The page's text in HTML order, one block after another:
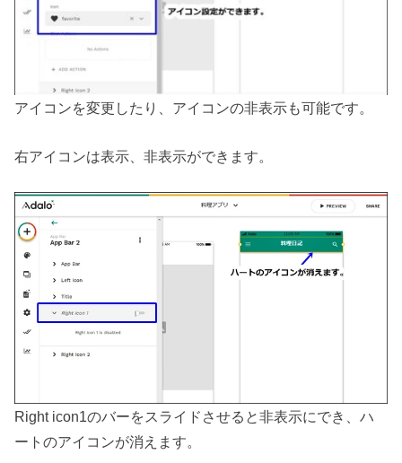
アイコンを変更したり、アイコンの非表示も可能です。
右アイコンは表示、非表示ができます。
Right icon1のバーをスライドさせると非表示にでき、ハ
ートのアイコンが消えます。